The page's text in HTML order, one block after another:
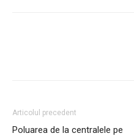
Articolul precedent
Poluarea de la centralele pe